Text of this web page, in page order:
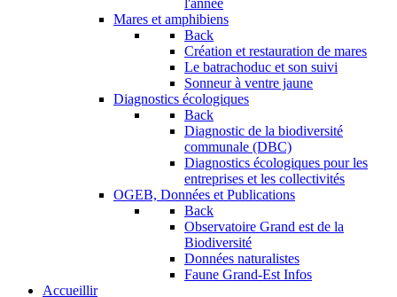
l'année
Mares et amphibiens
Back
Création et restauration de mares
Le batrachoduc et son suivi
Sonneur à ventre jaune
Diagnostics écologiques
Back
Diagnostic de la biodiversité
communale (DBC)
Diagnostics écologiques pour les
entreprises et les collectivités
OGEB, Données et Publications
Back
Observatoire Grand est de la
Biodiversité
Données naturalistes
Faune Grand-Est Infos
Accueillir